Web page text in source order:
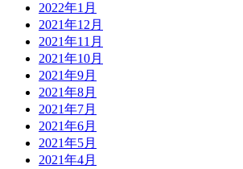
2022年1月
2021年12月
2021年11月
2021年10月
2021年9月
2021年8月
2021年7月
2021年6月
2021年5月
2021年4月